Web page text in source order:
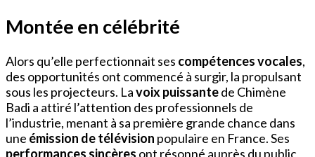
Montée en célébrité
Alors qu’elle perfectionnait ses compétences vocales,
des opportunités ont commencé à surgir, la propulsant
sous les projecteurs. Lavoix puissantede Chimène
Badi a attiré l’attention des professionnels de
l’industrie, menant à sa première grande chance dans
une émission de télévision populaire en France. Ses
performances sincères ont résonné auprès du public,